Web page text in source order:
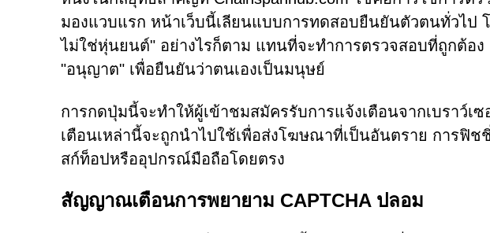
มองแวบแรก หน้าเว็บนี้เลียนแบบการทดสอบยืนยันตัวตนทั่วไป
ไม่ใช่หุ่นยนต์" อย่างไรก็ตาม แทนที่จะทำการตรวจสอบที่ถูกต้อ
"อนุญาต" เพื่อยืนยันว่าตนเองเป็นมนุษย์
การกดปุ่มนี้จะทำให้ผู้เข้าชมสมัครรับการแจ้งเตือนจากเบราว์เ
เตือนเหล่านี้จะถูกนำไปใช้เพื่อส่งโฆษณาที่เป็นอันตราย การฟิช
สก์ท็อปหรืออุปกรณ์มือถือโดยตรง
สัญญาณเตือนการพยายาม CAPTCHA ปลอม